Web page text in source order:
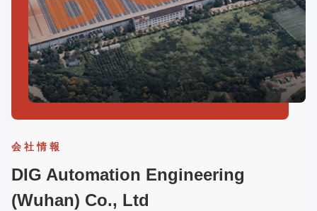
会社情報
DIG Automation Engineering
(Wuhan) Co., Ltd